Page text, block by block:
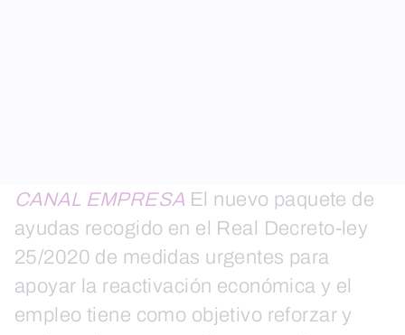
CANAL EMPRESA El nuevo paquete de
ayudas recogido en el Real Decreto-ley
25/2020 de medidas urgentes para
apoyar la reactivación económica y el
empleo tiene como objetivo reforzar y